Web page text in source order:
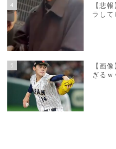
4
【悲
ラして
5
【画
ぎるｗ